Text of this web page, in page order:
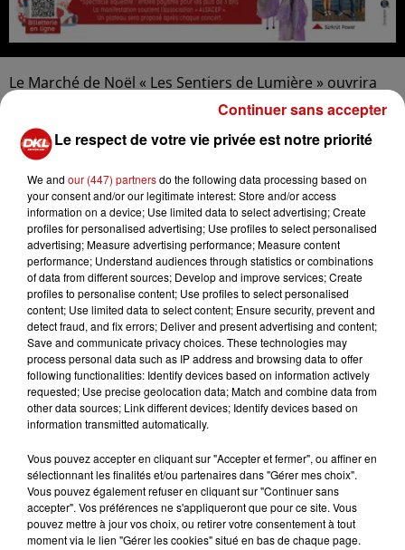
Le Marché de Noël « Les Sentiers de Lumière » ouvrira
ses portes du 21 au 23 Novembre 2025, dans le
charmant village d’Eckwersheim, écrin alsacien situé à
moins de 15 minutes de Strasbourg, où le charme et la
weekend.
Il se déroulera au centre du village sur les places de
l’église et de la mairie, dans les rues pittoresques
entourées de maisons alsaciennes. Les cours de fermes
ouvriront leurs portes pour accueillir les exposants
d'arts artisanaux.
Plusieurs stands de restauration seront mis en place et
proposeront aux visiteurs, quelques recettes du terroir
(Dampfnudle revisité), des crêpes sucrées et salées et
du vin chaud pour se réchauffer et l’incontournable
buvette pour un moment de convivialité
De nombreuses animations : spectacles équestres
proposés par MJ Horses Events, concerts, ateliers, jeux
pour les enfants, contes et légendes... Un programme
complet pour petits et grands.
L'association ALSACEP sera soutenue à cette occasion.
Venez vivre un moment festif et authentique, à l'image
Le respect de votre vie privée est notre priorité
We and our (447) partnersdo the following data processing based on
your consent and/or our legitimate interest: Store and/or access
information on a device; Use limited data to select advertising; Create
profiles for personalised advertising; Use profiles to select personalised
advertising; Measure advertising performance; Measure content
performance; Understand audiences through statistics or combinations
of data from different sources; Develop and improve services; Create
profiles to personalise content; Use profiles to select personalised
content; Use limited data to select content; Ensure security, prevent and
detect fraud, and fix errors; Deliver and present advertising and content;
Save and communicate privacy choices. These technologies may
process personal data such as IP address and browsing data to offer
following functionalities: Identify devices based on information actively
requested; Use precise geolocation data; Match and combine data from
other data sources; Link different devices; Identify devices based on
information transmitted automatically.
Vous pouvez accepter en cliquant sur "Accepter et fermer", ou affiner en
sélectionnant les finalités et/ou partenaires dans "Gérer mes choix".
Vous pouvez également refuser en cliquant sur "Continuer sans
accepter". Vos préférences ne s'appliqueront que pour ce site. Vous
pouvez mettre à jour vos choix, ou retirer votre consentement à tout
moment via le lien "Gérer les cookies" situé en bas de chaque page.
Continuer sans accepter